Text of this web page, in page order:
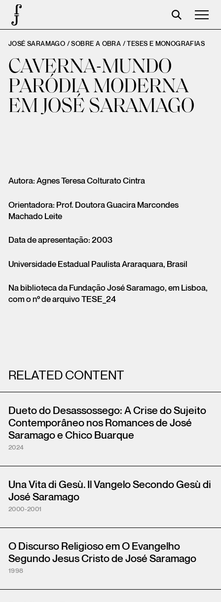
Foundation
Events
The foundation
Partners
JOSÉ SARAMAGO / SOBRE A OBRA /TESES E MONOGRAFIAS
CAVERNA-MUNDO
PARÓDIA MODERNA
EM JOSÉ SARAMAGO
Autora: Agnes Teresa Colturato Cintra
Orientadora: Prof. Doutora Guacira Marcondes
Machado Leite
Data de apresentação: 2003
Universidade Estadual Paulista Araraquara, Brasil
Na biblioteca da Fundação José Saramago, em Lisboa,
com o nº de arquivo TESE_24
RELATED CONTENT
Dueto do Desassossego: A Crise do Sujeito
Contemporâneo nos Romances de José
Saramago e Chico Buarque
2024
Una Vita di Gesù. Il Vangelo Secondo Gesù di
José Saramago
2000-2001
O Discurso Religioso em O Evangelho
Segundo Jesus Cristo de José Saramago
1998